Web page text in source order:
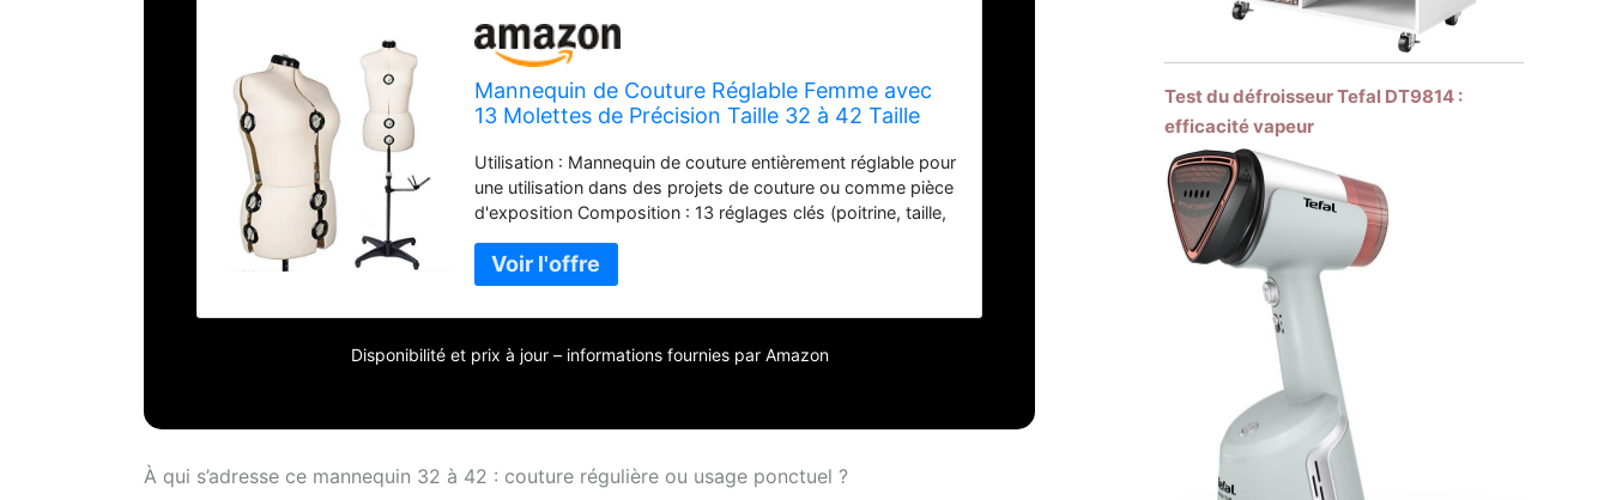
Mannequin de Couture Réglable Femme avec
13 Molettes de Précision Taille 32 à 42 Taille
pour Projet de Couture et Exposition, Beige
Utilisation : Mannequin de couture entièrement réglable pour
une utilisation dans des projets de couture ou comme pièce
d'exposition Composition : 13 réglages clés (poitrine, taille,
personnaliser la forme pour correspondre à vos mesures
corporelles. Housse en nylon avec mousse pour faciliter
l'épinglage et le marquage Mesures : Tour de poitrine =
86,4-101,6 cm Col ajustable : le réglage de la hauteur vous
accessoire de bâti. Dispose d'épaules complètes pour un
meilleur tombé des manches
Disponibilité et prix à jour – informations fournies par Amazon
À qui s’adresse ce mannequin 32 à 42 : couture régulière ou usage ponctuel ?
Test du défroisseur Tefal DT9814 :
efficacité vapeur